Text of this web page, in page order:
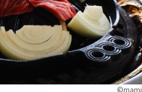
©︎mami